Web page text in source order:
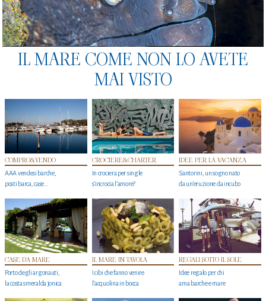
IL MARE COME NON LO AVETE
MAI VISTO
COMPRO&VENDO
AAA vendesi barche,
posti barca, case…
CROCIERE&CHARTER
In crociera per single
s'incrocia l’amore?
IDEE PER LA VACANZA
Santorini, un sogno nato
da un’eruzione da incubo
CASE DA MARE
Porto degli argonauti,
la costa smeralda jonica
IL MARE IN TAVOLA
I cibi che fanno venire
l’acquolina in bocca
REGALI SOTTO IL SOLE
Idee regalo per chi
ama barche e mare